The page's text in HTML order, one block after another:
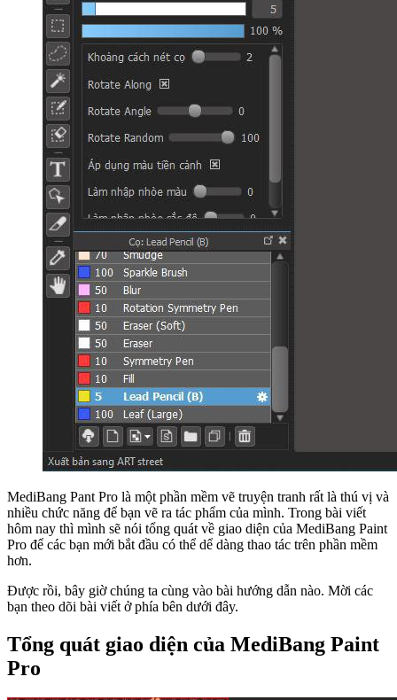
MediBang Pant Pro là một phần mềm vẽ truyện tranh rất là thú vị và
nhiều chức năng để bạn vẽ ra tác phẩm của mình. Trong bài viết
hôm nay thì mình sẽ nói tổng quát về giao diện của MediBang Paint
Pro để các bạn mới bắt đầu có thể dể dàng thao tác trên phần mềm
hơn.
Được rồi, bây giờ chúng ta cùng vào bài hướng dẫn nào. Mời các
bạn theo dõi bài viết ở phía bên dưới đây.
Tổng quát giao diện của MediBang Paint
Pro